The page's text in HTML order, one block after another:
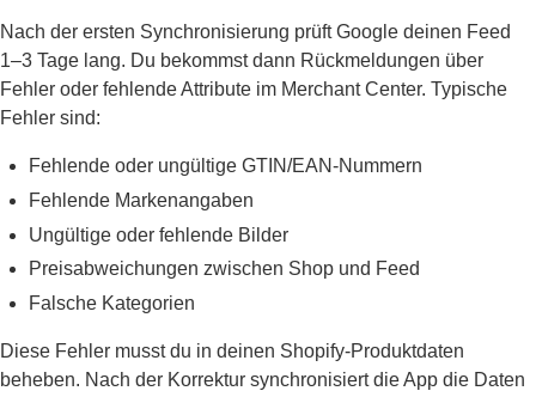
Nach der ersten Synchronisierung prüft Google deinen Feed
1–3 Tage lang. Du bekommst dann Rückmeldungen über
Fehler oder fehlende Attribute im Merchant Center. Typische
Fehler sind:
Fehlende oder ungültige GTIN/EAN-Nummern
Fehlende Markenangaben
Ungültige oder fehlende Bilder
Preisabweichungen zwischen Shop und Feed
Falsche Kategorien
Diese Fehler musst du in deinen Shopify-Produktdaten
beheben. Nach der Korrektur synchronisiert die App die Daten